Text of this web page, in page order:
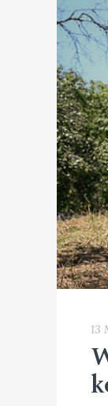
13